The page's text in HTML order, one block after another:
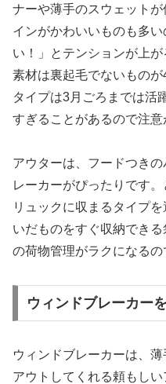
ナーや薄手のスウェット
インがかわいいものも多
い！」とテンションが上が
素材は裏起毛でないもの
タイプは3月ごろまでは活
すぎることがあるので注意
アウターは、フードつき
レーカーがぴったりです
リュックに収まるタイプ
いだものをすぐ収納でき
の荷物管理がラクになるの
ウィンドブレーカー
ウィンドブレーカーは、
アウトしてくれる頼もし